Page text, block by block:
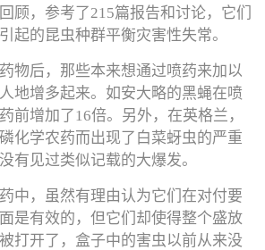
顾，参考了215篇报告和讨论，它们
起的昆虫种群平衡灾害性失常。
物后，那些本来想通过喷药来加以
地增多起来。如安大略的黑蝇在喷
前增加了16倍。另外，在英格兰，
化学农药而出现了白菜蚜虫的严重
见过类似记载的大爆发。
中，虽然有理由认为它们在对付要
是有效的，但它们却使得整个盛放
打开了，盒子中的害虫以前从来没